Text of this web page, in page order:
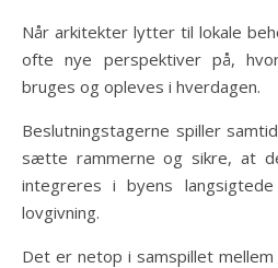
Når arkitekter lytter til lokale
ofte nye perspektiver på,
bruges og opleves i hverdagen.
Beslutningstagerne spiller
sætte rammerne og sikre, at
integreres i byens
lovgivning.
Det er netop i samspillet